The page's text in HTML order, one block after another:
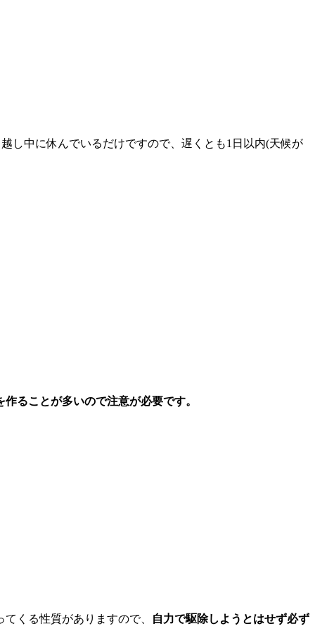
し中に休んでいるだけですので、遅くとも1日以内(天候が
作ることが多いので注意が必要です。
くる性質がありますので、 自力で駆除しようとはせず必ず